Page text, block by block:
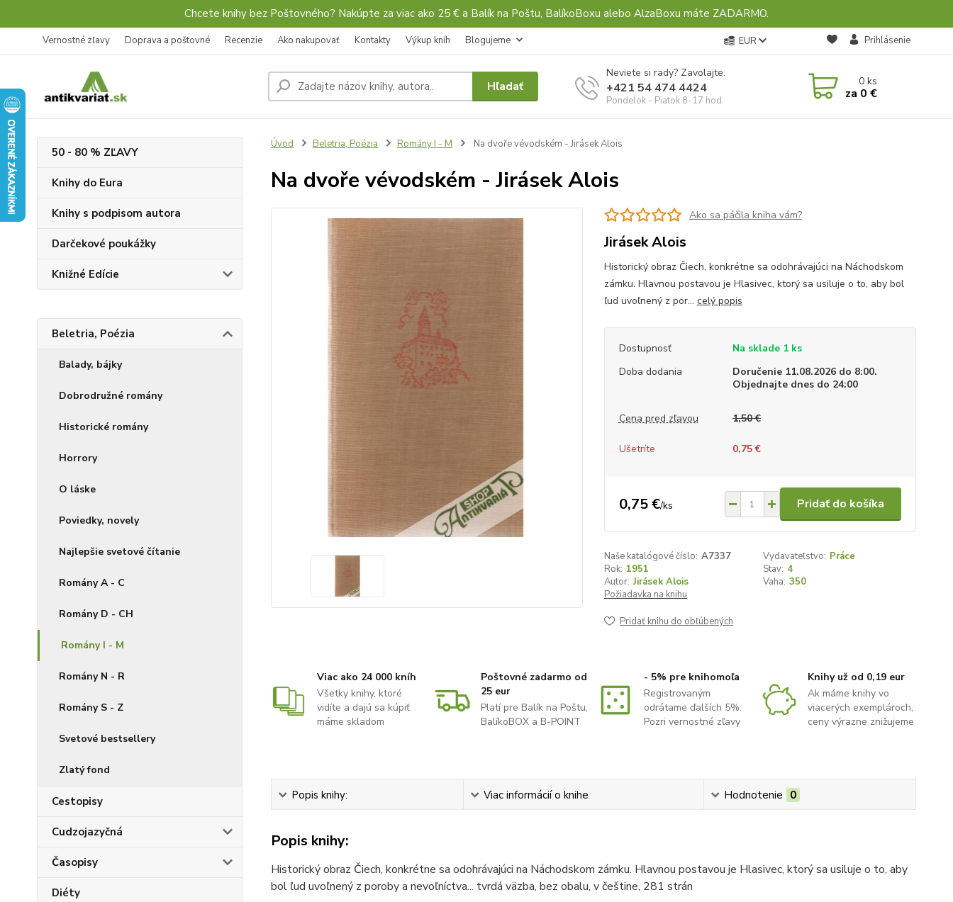
Chcete knihy bez Poštovného? Nakúpte za viac ako 25 € a Balík na Poštu, BalíkoBoxu alebo AlzaBoxu máte ZADARMO.
Vernostné zľavy Doprava a poštovné Recenzie Ako nakupovať Kontakty Výkup kníh Blogujeme EUR Prihlásenie
Hľadať
Neviete si rady? Zavolajte.
+421 54 474 4424
Pondelok - Piatok 8-17 hod.
0ks
za 0 €
50 - 80 % ZĽAVY
Knihy do Eura
Knihy s podpisom autora
Darčekové poukážky
Knižné Edície
Beletria, Poézia
Balady, bájky
Dobrodružné romány
Historické romány
Horrory
O láske
Poviedky, novely
Najlepšie svetové čítanie
Romány A - C
Romány D - CH
Romány I - M
Romány N - R
Romány S - Z
Svetové bestsellery
Zlatý fond
Cestopisy
Cudzojazyčná
Časopisy
Diéty
Úvod Beletria, Poézia Romány I - M Na dvoře vévodském - Jirásek Alois
Na dvoře vévodském - Jirásek Alois
Ako sa páčila kniha vám?
Jirásek Alois
Historický obraz Čiech, konkrétne sa odohrávajúci na Náchodskom
zámku. Hlavnou postavou je Hlasivec, ktorý sa usiluje o to, aby bol
ľud uvoľnený z por... celý popis
Dostupnosť
Na sklade 1 ks
Doba dodania
Doručenie 11.08.2026 do 8:00.
Objednajte dnes do 24:00
Cena pred zľavou 1,50 €
Ušetríte 0,75 €
0,75 €/ks Pridať do košíka
Naše katalógové číslo: A7337 Vydavateľstvo: Práce
Rok: 1951 Stav: 4
Autor: Jirásek Alois Vaha: 350
Požiadavka na knihu
Pridať knihu do obľúbených
Viac ako 24 000 kníh
Všetky knihy, ktoré
vidíte a dajú sa kúpiť
máme skladom
Poštovné zadarmo od
25 eur
Platí pre Balík na Poštu,
BalíkoBOX a B-POINT
- 5% pre knihomoľa
Registrovaným
odrátame ďalších 5%.
Pozri vernostné zľavy
Knihy už od 0,19 eur
Ak máme knihy vo
viacerých exemplároch,
ceny výrazne znižujeme
Popis knihy: Viac informácií o knihe Hodnotenie 0
Popis knihy:
Historický obraz Čiech, konkrétne sa odohrávajúci na Náchodskom zámku. Hlavnou postavou je Hlasivec, ktorý sa usiluje o to, aby
bol ľud uvoľnený z poroby a nevoľníctva... tvrdá väzba, bez obalu, v češtine, 281 strán